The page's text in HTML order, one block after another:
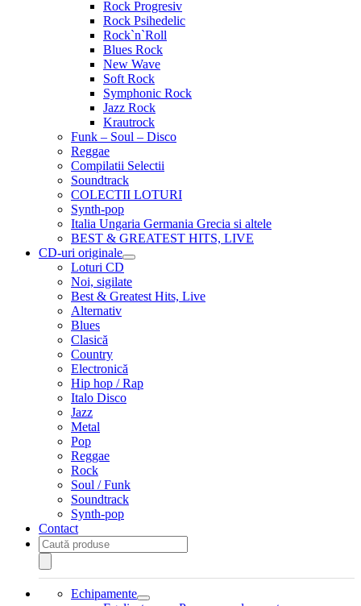
Rock Progresiv
Rock Psihedelic
Rock`n`Roll
Blues Rock
New Wave
Soft Rock
Symphonic Rock
Jazz Rock
Krautrock
Funk – Soul – Disco
Reggae
Compilatii Selectii
Soundtrack
COLECTII LOTURI
Synth-pop
Italia Ungaria Germania Grecia si altele
BEST & GREATEST HITS, LIVE
CD-uri originale
Extinde
copil
Loturi CD
Noi, sigilate
Best & Greatest Hits, Live
Alternativ
Blues
Clasică
Country
Electronică
Hip hop / Rap
Italo Disco
Jazz
Metal
Pop
Reggae
Rock
Soul / Funk
Soundtrack
Synth-pop
Contact
Products
search
Echipamente
Extinde